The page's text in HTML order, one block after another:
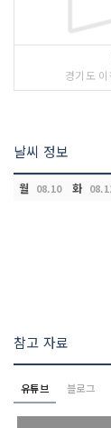
경기도
날씨 정보
월 08.10 화
참고 자료
유튜브 블로그